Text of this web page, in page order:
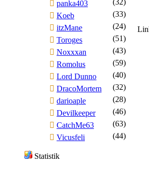
panka403
Koeb
(33)
itzMane
(24)
Toroges
(51)
Noxxxan
(43)
Romolus
(59)
Lord Dunno
(40)
DracoMortem
(32)
darioaple
(28)
Devilkeeper
(46)
CatchMe63
(63)
Vicusfeli
(44)
Statistik